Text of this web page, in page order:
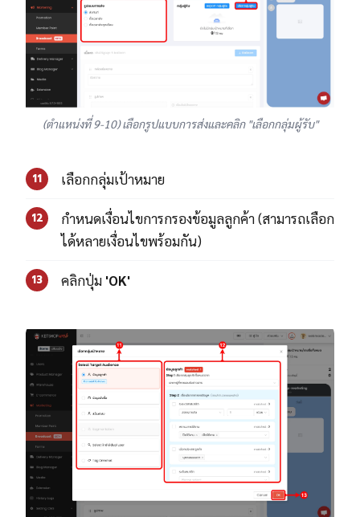
(ตำแหน่งที่ 9-10) เลือกรูปแบบการส่งและคลิก "เลือกกลุ่มผู้รับ"
11 เลือกกลุ่มเป้าหมาย
12
กำหนดเงื่อนไขการกรองข้อมูลลูกค้า (สามารถเลือก
ได้หลายเงื่อนไขพร้อมกัน)
13 คลิกปุ่ม 'OK'